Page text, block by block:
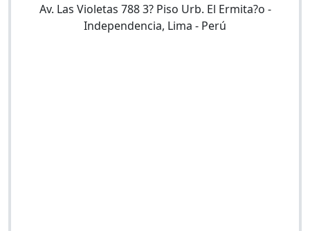
Av. Las Violetas 788 3? Piso Urb. El Ermita?o -
Independencia, Lima - Perú